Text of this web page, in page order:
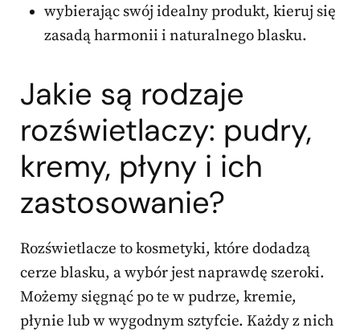
wybierając swój idealny produkt, kieruj się
zasadą harmonii i naturalnego blasku.
Jakie są rodzaje
rozświetlaczy: pudry,
kremy, płyny i ich
zastosowanie?
Rozświetlacze to kosmetyki, które dodadzą
cerze blasku, a wybór jest naprawdę szeroki.
Możemy sięgnąć po te w pudrze, kremie,
płynie lub w wygodnym sztyfcie. Każdy z nich